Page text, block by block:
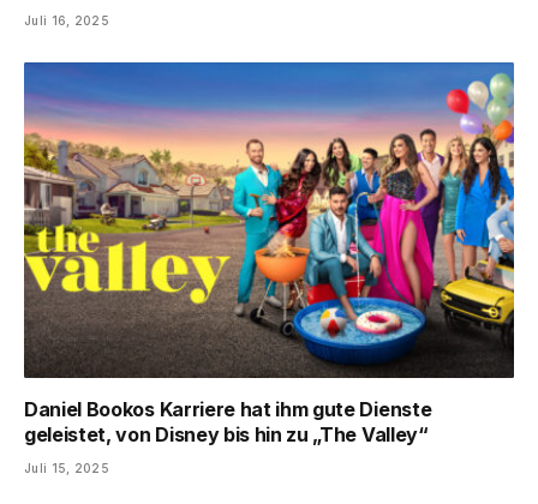
Juli 16, 2025
Daniel Bookos Karriere hat ihm gute Dienste
geleistet, von Disney bis hin zu „The Valley“
Juli 15, 2025